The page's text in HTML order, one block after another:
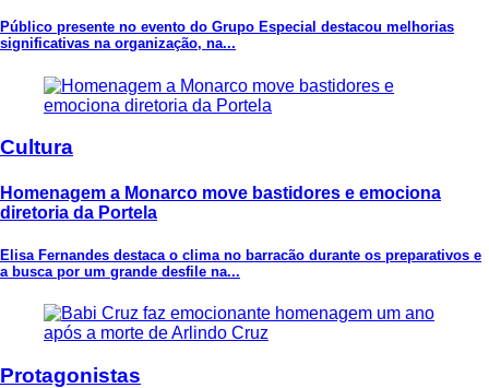
Público presente no evento do Grupo Especial destacou melhorias
significativas na organização, na...
Cultura
Homenagem a Monarco move bastidores e emociona
diretoria da Portela
Elisa Fernandes destaca o clima no barracão durante os preparativos e
a busca por um grande desfile na...
Protagonistas